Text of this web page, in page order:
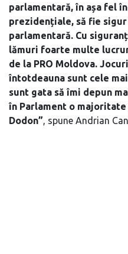
parlamentară, în așa fel
prezidențiale, să fie
parlamentară. Cu
lămuri foarte multe
de la PRO Moldova.
întotdeauna sunt cele
sunt gata să îmi depun
în Parlament o
Dodon”, spune Andrian